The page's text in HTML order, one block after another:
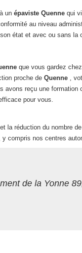
un épaviste Quenne qui
au niveau
état et avec ou sans la
que vous gardez
proche de Quenne ,
reçu une formation
pour vous.
la réduction du nombre
compris nos centres
de la Yonne